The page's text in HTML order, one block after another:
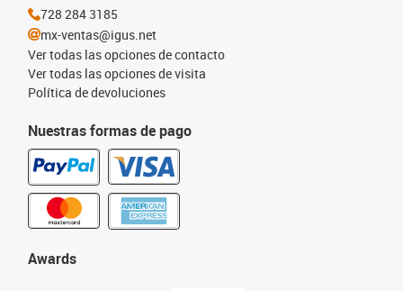
Nuestras formas de pago
Awards
728 284 3185
mx-ventas@igus.net
Ver todas las opciones de contacto
Ver todas las opciones de visita
Política de devoluciones